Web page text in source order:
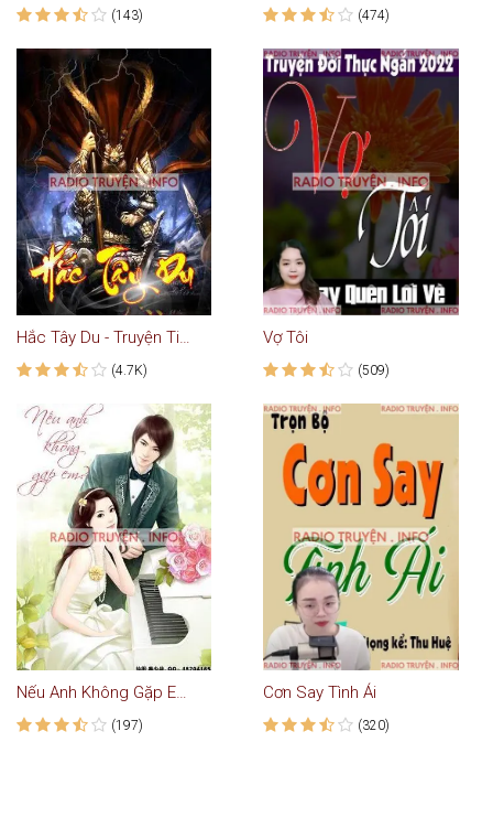
(143) (474)
Hắc Tây Du - Truyện Tiên Hiệp
(4.7K)
Vợ Tôi
(509)
Nếu Anh Không Gặp Em - Truyện Ngôn Tình
(197)
Cơn Say Tình Ái
(320)